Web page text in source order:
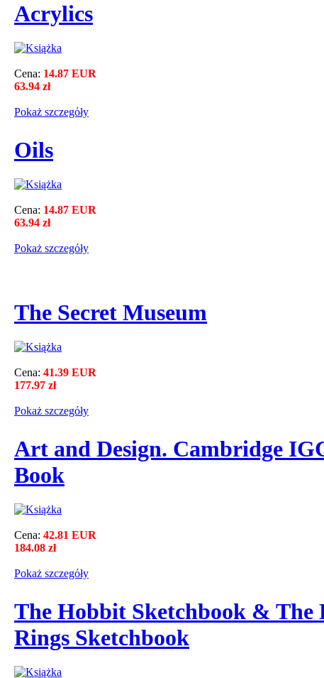
Acrylics
Cena: 14.87 EUR
63.94 zł
Pokaż szczegόły
Oils
Cena: 14.87 EUR
63.94 zł
Pokaż szczegόły
The Secret Museum
Cena: 41.39 EUR
177.97 zł
Pokaż szczegόły
Art and Design. Cambridge
Book
Cena: 42.81 EUR
184.08 zł
Pokaż szczegόły
The Hobbit Sketchbook & The
Rings Sketchbook